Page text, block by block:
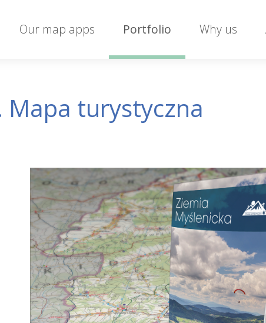
Our map apps Portfolio Why us
Mapa turystyczna